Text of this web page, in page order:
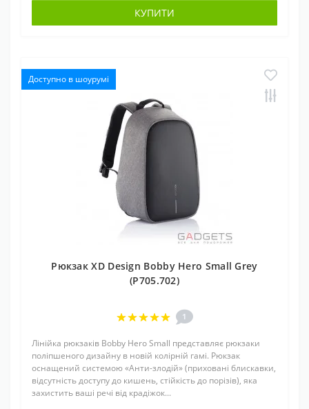
КУПИТИ
Доступно в шоурумі
Рюкзак XD Design Bobby Hero Small Grey
(P705.702)
1
Лінійка рюкзаків Bobby Hero Small представляє рюкзаки
поліпшеного дизайну в новій колірній гамі. Рюкзак
оснащений системою «Анти-злодій» (приховані блискавки,
відсутність доступу до кишень, стійкість до порізів), яка
захистить ваші речі від крадіжок...